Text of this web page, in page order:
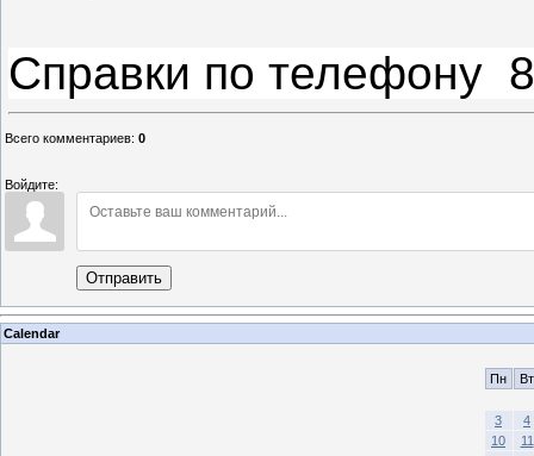
Справки по телефону
Всего комментариев: 0
Войдите:
Отправить
Calendar
Пн Вт
3
4
10
11